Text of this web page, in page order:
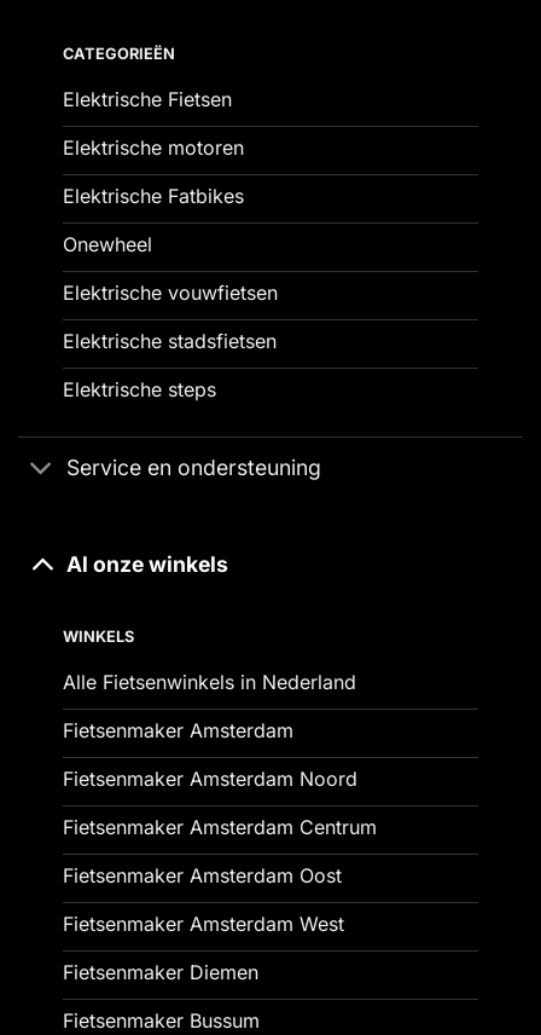
CATEGORIEËN
Elektrische Fietsen
Elektrische motoren
Elektrische Fatbikes
Onewheel
Elektrische vouwfietsen
Elektrische stadsfietsen
Elektrische steps
Service en ondersteuning
Al onze winkels
WINKELS
Alle Fietsenwinkels in Nederland
Fietsenmaker Amsterdam
Fietsenmaker Amsterdam Noord
Fietsenmaker Amsterdam Centrum
Fietsenmaker Amsterdam Oost
Fietsenmaker Amsterdam West
Fietsenmaker Diemen
Fietsenmaker Bussum